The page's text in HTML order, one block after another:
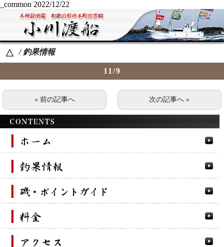
_common 2022/12/22
△ / 釣果情報
11/9
« 前の記事へ 次の記事へ »